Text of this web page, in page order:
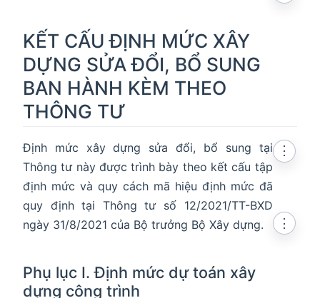
KẾT CẤU ĐỊNH MỨC XÂY
DỰNG SỬA ĐỔI, BỔ SUNG
BAN HÀNH KÈM THEO
THÔNG TƯ
Định mức xây dựng sửa đổi, bổ sung tại
Thông tư này được trình bày theo kết cấu tập
định mức và quy cách mã hiệu định mức đã
quy định tại Thông tư số 12/2021/TT-BXD
ngày 31/8/2021 của Bộ trưởng Bộ Xây dựng.
⋮
Phụ lục I. Định mức dự toán xây
dựng công trình
⋮